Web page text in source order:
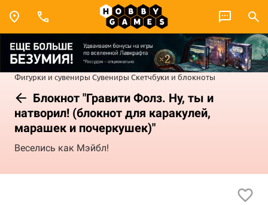
Фигурки и сувениры Сувениры Скетчбуки и блокноты
Блокнот "Гравити Фолз. Ну, ты и
натворил! (блокнот для каракулей,
марашек и почеркушек)"
Веселись как Мэйбл!